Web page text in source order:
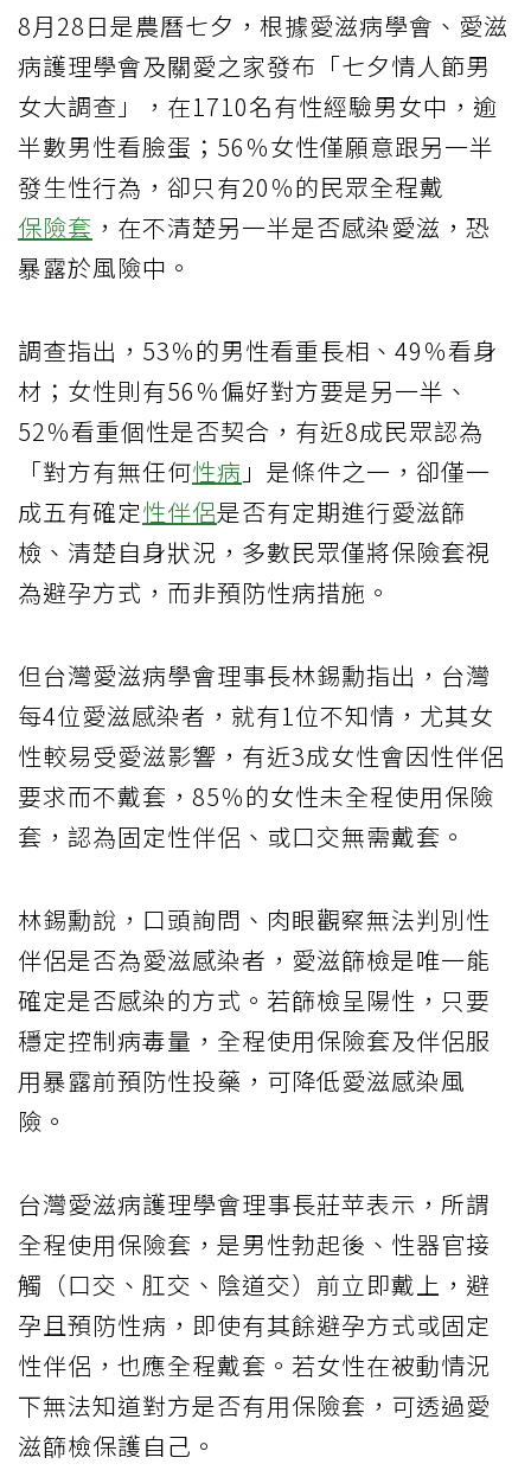
8月28日是農曆七夕，根據愛滋病學會、愛滋
病護理學會及關愛之家發布「七夕情人節男
女大調查」，在1710名有性經驗男女中，逾
半數男性看臉蛋；56％女性僅願意跟另一半
發生性行為，卻只有20％的民眾全程戴
保險套 ，在不清楚另一半是否感染愛滋，恐
暴露於風險中。
調查指出，53％的男性看重長相、49％看身
材；女性則有56％偏好對方要是另一半、
52％看重個性是否契合，有近8成民眾認為
「對方有無任何性病 」是條件之一，卻僅一
成五有確定性伴侶是否有定期進行愛滋篩
檢、清楚自身狀況，多數民眾僅將保險套視
為避孕方式，而非預防性病措施。
但台灣愛滋病學會理事長林錫勳指出，台灣
每4位愛滋感染者，就有1位不知情，尤其女
性較易受愛滋影響，有近3成女性會因性伴侶
要求而不戴套，85％的女性未全程使用保險
套，認為固定性伴侶、或口交無需戴套。
林錫勳說，口頭詢問、肉眼觀察無法判別性
伴侶是否為愛滋感染者，愛滋篩檢是唯一能
確定是否感染的方式。若篩檢呈陽性，只要
穩定控制病毒量，全程使用保險套及伴侶服
用暴露前預防性投藥，可降低愛滋感染風
險。
台灣愛滋病護理學會理事長莊苹表示，所謂
全程使用保險套，是男性勃起後、性器官接
觸（口交、肛交、陰道交）前立即戴上，避
孕且預防性病，即使有其餘避孕方式或固定
性伴侶，也應全程戴套。若女性在被動情況
下無法知道對方是否有用保險套，可透過愛
滋篩檢保護自己。